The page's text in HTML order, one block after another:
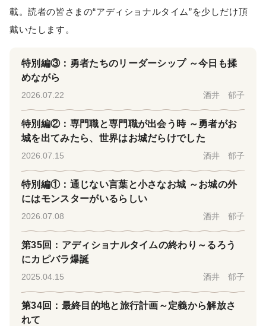
載。読者の皆さまの“アディショナルタイム”を少しだけ頂
戴いたします。
特別編③：勇者たちのリーダーシップ ～今日も揉
めながら
2026.07.22 酒井 郁子
特別編②：専門職と専門職が出会う時 ～勇者がお
城を出てみたら、世界はお城だらけでした
2026.07.15 酒井 郁子
特別編①：通じない言葉と小さなお城 ～お城の外
にはモンスターがいるらしい
2026.07.08 酒井 郁子
第35回：アディショナルタイムの終わり～るろう
にカピバラ爆誕
2025.04.15 酒井 郁子
第34回：最終目的地と旅行計画～定義から解放さ
れて